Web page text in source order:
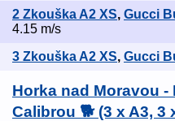
2 Zkouška A2 XS, Gucci
4.15 m/s
3 Zkouška A2 XS, Gucci
Horka nad Moravou -
Calibrou 🐕 (3 x A3, 3